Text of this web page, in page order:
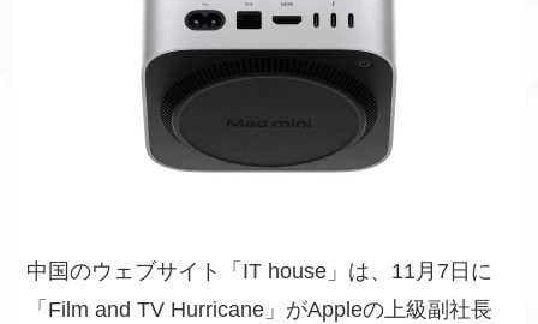
中国のウェブサイト「IT house」は、11月7日に
「Film and TV Hurricane」がAppleの上級副社長